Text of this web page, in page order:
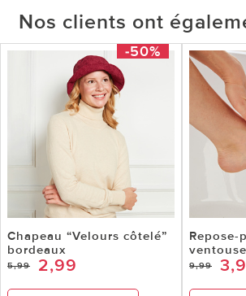
Nos clients ont
-50%
Chapeau “Velours côtelé”
bordeaux
5,99 2,99
Repose-
9,99